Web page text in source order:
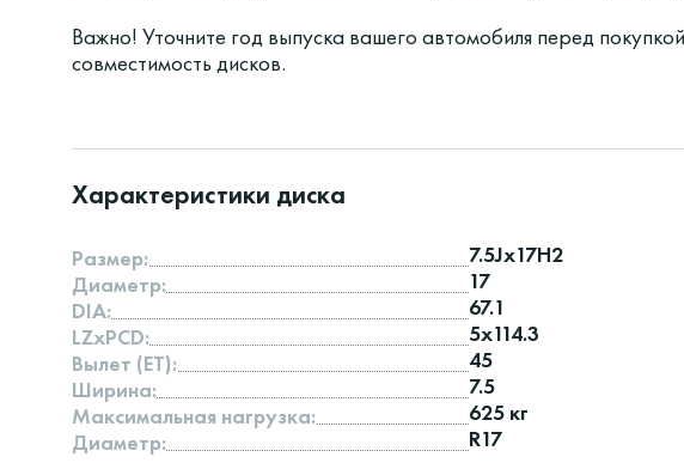
Важно! Уточните год выпуска вашего автомобиля перед
совместимость дисков.
Характеристики диска
Размер:
7.5Jx17H2
Диаметр:
17
DIA:
67.1
LZxPCD:
5x114.3
Вылет (ET):
45
Ширина:
7.5
Максимальная нагрузка:
625 кг
Диаметр:
R17